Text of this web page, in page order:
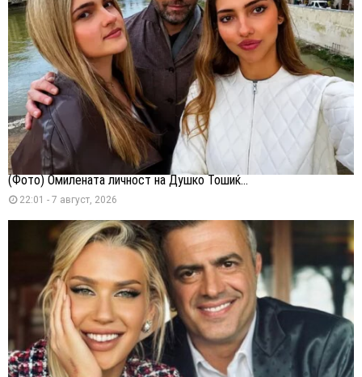
(Фото) Омилената личност на Душко Тошиќ...
22:01 - 7 август, 2026